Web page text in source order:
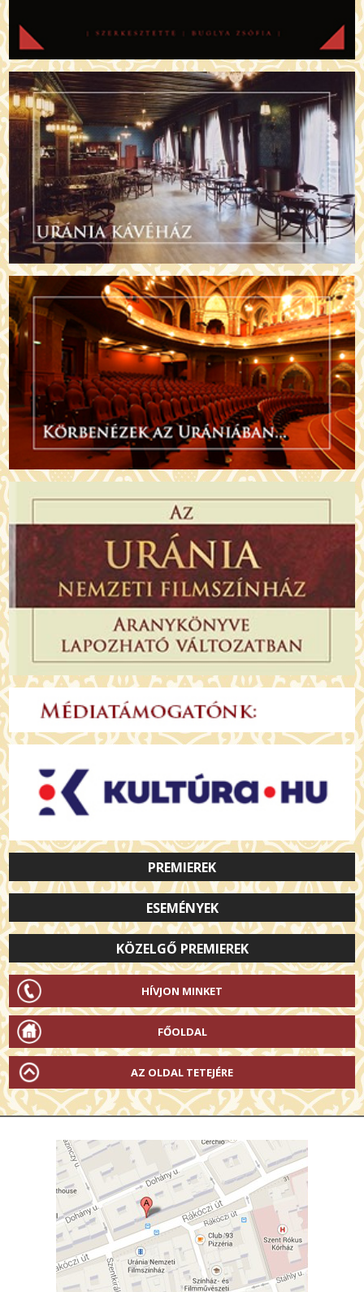
PREMIEREK
ESEMÉNYEK
KÖZELGŐ PREMIEREK
HÍVJON MINKET
FŐOLDAL
AZ OLDAL TETEJÉRE